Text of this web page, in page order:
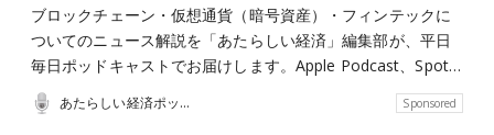
ブロックチェーン・仮想通貨（暗号資産）・フィンテックに
ついてのニュース解説を「あたらしい経済」編集部が、平日
毎日ポッドキャストでお届けします。Apple Podcast、Spot…
あたらしい経済ポッドキャスト Sponsored